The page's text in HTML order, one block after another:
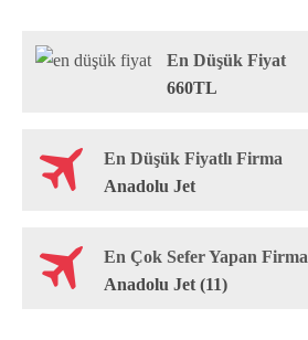
En Düşük Fiyat
660TL
En Düşük Fiyatlı Firma
Anadolu Jet
En Çok Sefer Yapan Firma
Anadolu Jet (11)